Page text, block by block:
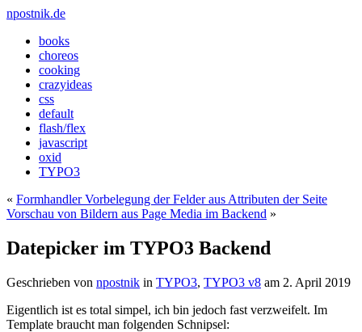
npostnik.de
books
choreos
cooking
crazyideas
css
default
flash/flex
javascript
oxid
TYPO3
« Formhandler Vorbelegung der Felder aus Attributen der Seite
Vorschau von Bildern aus Page Media im Backend »
Datepicker im TYPO3 Backend
Geschrieben von npostnik in TYPO3, TYPO3 v8 am 2. April 2019
Eigentlich ist es total simpel, ich bin jedoch fast verzweifelt. Im
Template braucht man folgenden Schnipsel: